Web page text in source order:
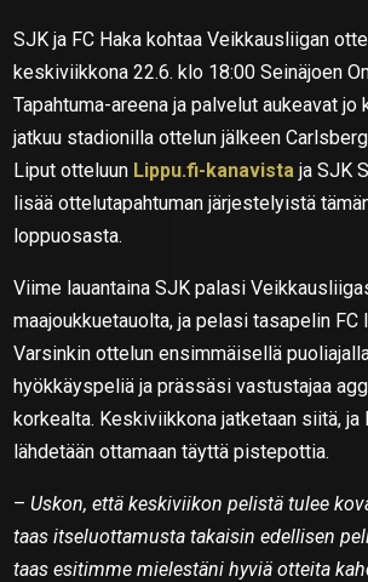
SJK ja FC Haka kohtaa Veikkausliigan
keskiviikkona 22.6. klo 18:00 Seinäjoen
Tapahtuma-areena ja palvelut aukeavat jo
jatkuu stadionilla ottelun jälkeen
Liput otteluun Lippu.fi-kanavista ja SJK
lisää ottelutapahtuman järjestelyistä
loppuosasta.
Viime lauantaina SJK palasi
maajoukkuetauolta, ja pelasi tasapelin FC
Varsinkin ottelun ensimmäisellä
hyökkäyspeliä ja prässäsi vastustajaa
korkealta. Keskiviikkona jatketaan siitä,
lähdetään ottamaan täyttä pistepottia.
– Uskon, että keskiviikon pelistä tulee
taas itseluottamusta takaisin edellisen
taas esitimme mielestäni hyviä otteita